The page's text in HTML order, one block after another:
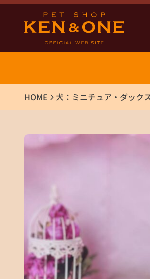
HOME 犬：ミニチュア・ダック